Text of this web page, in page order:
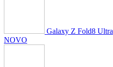
Galaxy Z Fold8 Ultra
NOVO